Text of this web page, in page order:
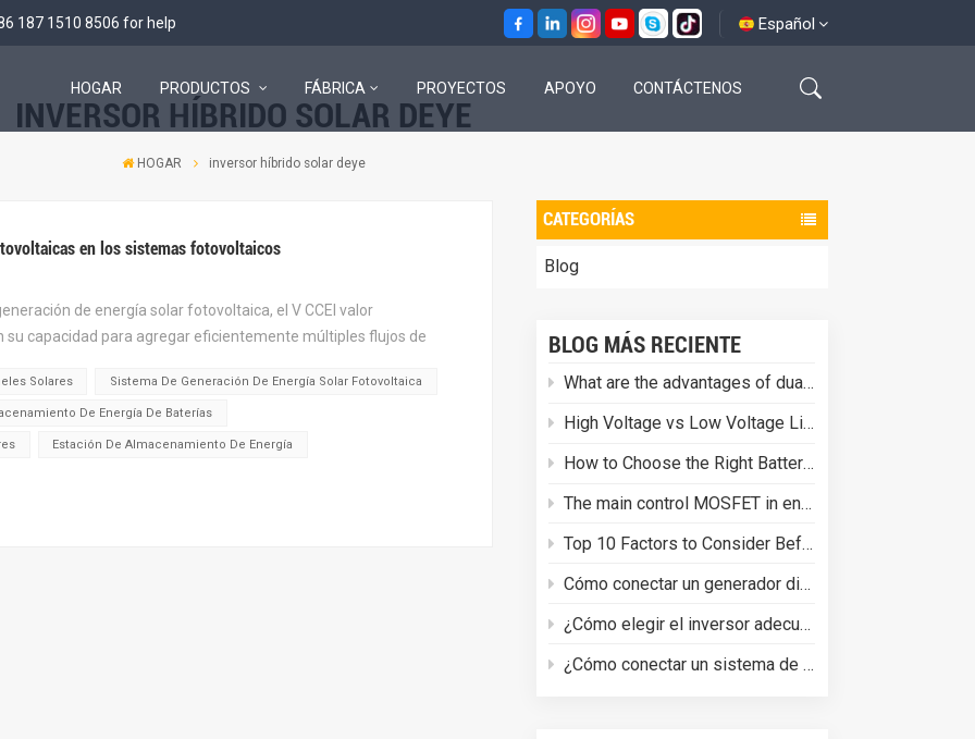
187 1510 8506 for help Español
HOGAR PRODUCTOS FÁBRICA PROYECTOS APOYO CONTÁCTENOS
INVERSOR HÍBRIDO SOLAR DEYE
HOGAR inversor híbrido solar deye
CATEGORÍAS
Blog
BLOG MÁS RECIENTE
What are the advantages of dual-battery interface for energy storage inverters?
High Voltage vs Low Voltage Lithium Batteries: Which One Is Right for Your Project?
How to Choose the Right Battery Energy Storage System for a Commercial Project?
The main control MOSFET in energy storage batteries plays three core roles in BMS safety
Top 10 Factors to Consider Before Buying a Energy Storage System
Cómo conectar un generador diésel a un inversor híbrido Deye
¿Cómo elegir el inversor adecuado para ti? Solo necesitas tres pasos.
¿Cómo conectar un sistema de almacenamiento de energía doméstica de 16 kWh?
en los sistemas fotovoltaicos
de energía solar fotovoltaica, el V CCEl valor
capacidad para agregar eficientemente múltiples flujos de
Solares Sistema De Generación De Energía Solar Fotovoltaica
De Energía De Baterías
Estación De Almacenamiento De Energía